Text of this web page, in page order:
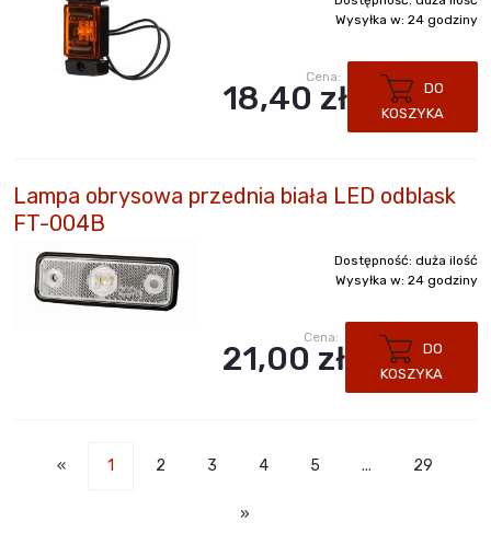
Wysyłka w: 24 godziny
Cena:
18,40 zł
DO
KOSZYKA
Lampa obrysowa przednia biała LED odblask
FT-004B
Dostępność: duża ilość
Wysyłka w: 24 godziny
Cena:
21,00 zł
DO
KOSZYKA
« 1 2 3 4 5 ... 29
»